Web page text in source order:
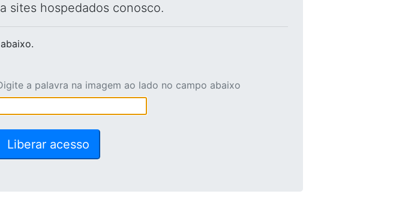
sites hospedados conosco.
a palavra na imagem ao lado no campo abaixo